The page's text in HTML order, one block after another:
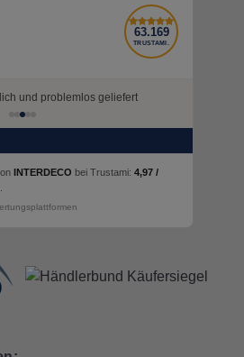
63.169
TRUSTAMI.
und problemlos geliefert
INTERDECO bei Trustami: 4,97 /